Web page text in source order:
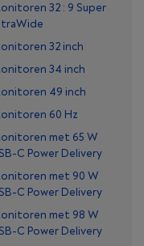
32 : 9 Super
32 inch
34 inch
49 inch
60 Hz
met 65 W
C Power Delivery
met 90 W
C Power Delivery
met 98 W
C Power Delivery